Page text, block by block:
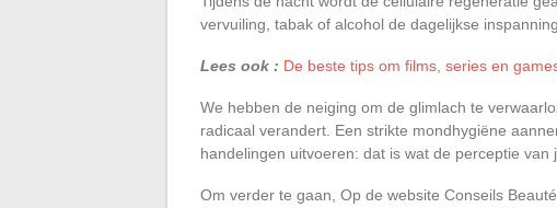
vervuiling, tabak of alcohol de dagelijkse
Lees ook : De beste tips om films, series en
We hebben de neiging om de glimlach te
radicaal verandert. Een strikte mondhygiëne
handelingen uitvoeren: dat is wat de perceptie
Om verder te gaan, Op de website Conseils